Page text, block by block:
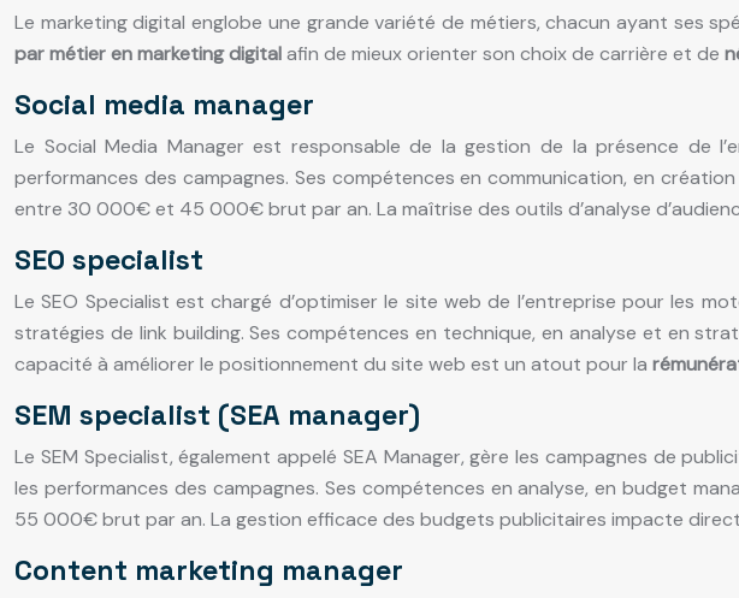
Le marketing digital englobe une grande variété de métiers, chacun ayant ses
par métier en marketing digitalafin de mieux orienter son choix de carrière et de
Social media manager
Le Social Media Manager est responsable de la gestion de la présence de
performances des campagnes. Ses compétences en communication, en
entre 30 000€ et 45 000€ brut par an. La maîtrise des outils d’analyse
SEO specialist
Le SEO Specialist est chargé d’optimiser le site web de l’entreprise pour les
stratégies de link building. Ses compétences en technique, en analyse et en
capacité à améliorer le positionnement du site web est un atout pour la
SEM specialist (SEA manager)
Le SEM Specialist, également appelé SEA Manager, gère les campagnes de
les performances des campagnes. Ses compétences en analyse, en budget
55 000€ brut par an. La gestion efficace des budgets publicitaires impacte
Content marketing manager